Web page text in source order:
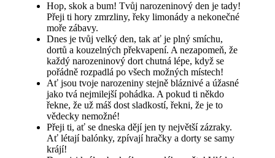
Hop, skok a bum! Tvůj narozeninový den je tady!
Přeji ti hory zmrzliny, řeky limonády a nekonečné
moře zábavy.
Dnes je tvůj velký den, tak ať je plný smíchu,
dortů a kouzelných překvapení. A nezapomeň, že
každý narozeninový dort chutná lépe, když se
pořádně rozpadlá po všech možných místech!
Ať jsou tvoje narozeniny stejně bláznivé a úžasné
jako tvá nejmilejší pohádka. A pokud ti někdo
řekne, že už máš dost sladkostí, řekni, že je to
vědecky nemožné!
Přeji ti, ať se dneska dějí jen ty největší zázraky.
Ať létají balónky, zpívají hračky a dorty se samy
krájí!